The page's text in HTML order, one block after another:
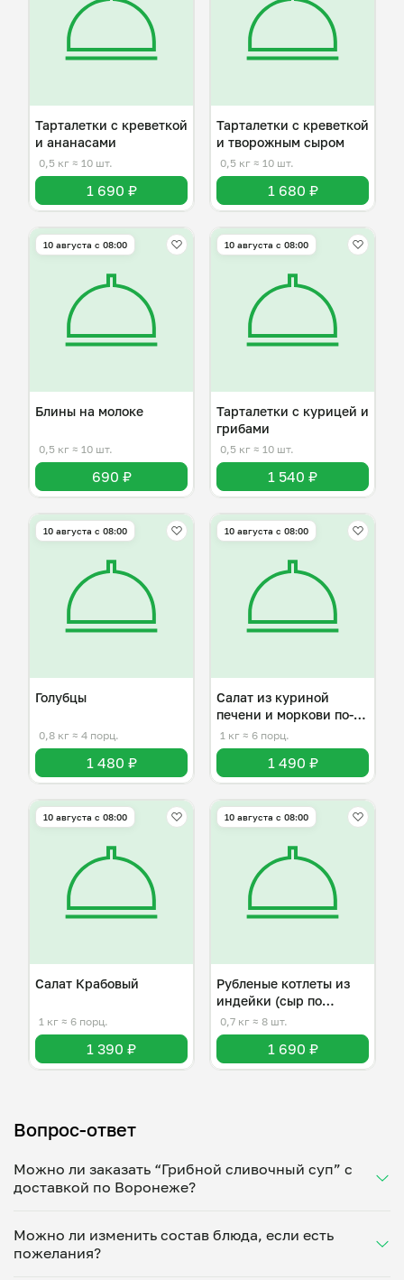
Тарталетки с креветкой
и ананасами
0,5 кг ≈ 10 шт.
1 690 ₽
Тарталетки с креветкой
и творожным сыром
0,5 кг ≈ 10 шт.
1 680 ₽
10 августа с 08:00
Блины на молоке
0,5 кг ≈ 10 шт.
690 ₽
10 августа с 08:00
Тарталетки с курицей и
грибами
0,5 кг ≈ 10 шт.
1 540 ₽
10 августа с 08:00
Голубцы
0,8 кг ≈ 4 порц.
1 480 ₽
10 августа с 08:00
Салат из куриной
печени и моркови по-
корейски
1 кг ≈ 6 порц.
1 490 ₽
10 августа с 08:00
Салат Крабовый
1 кг ≈ 6 порц.
1 390 ₽
10 августа с 08:00
Рубленые котлеты из
индейки (сыр по
желанию)
0,7 кг ≈ 8 шт.
1 690 ₽
Вопрос-ответ
Можно ли заказать “Грибной сливочный суп” с
доставкой по Воронеже?
Укажите удобное время — и получите свежее
домашнее блюдо в большой порции прямо с плиты.
Можно ли изменить состав блюда, если есть
пожелания?